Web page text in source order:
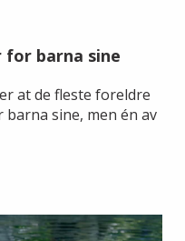
barna sine
at de fleste foreldre
sine, men én av